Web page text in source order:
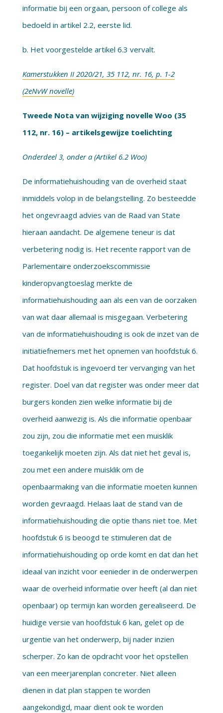
informatie bij een orgaan, persoon of college als
bedoeld in artikel 2.2, eerste lid.
b. Het voorgestelde artikel 6.3 vervalt.
Kamerstukken II 2020/21, 35 112, nr. 16, p. 1-2
(2eNvW novelle)
Tweede Nota van wijziging novelle Woo (35
112, nr. 16) – artikelsgewijze toelichting
Onderdeel 3, onder a (Artikel 6.2 Woo)
De informatiehuishouding van de overheid staat
inmiddels volop in de belangstelling. Zo besteedde
het ongevraagd advies van de Raad van State
hieraan aandacht. De algemene teneur is dat
verbetering nodig is. Het recente rapport van de
Parlementaire onderzoekscommissie
kinderopvangtoeslag merkte de
informatiehuishouding aan als een van de oorzaken
van wat daar allemaal is misgegaan. Verbetering
van de informatiehuishouding is ook de inzet van de
initiatiefnemers met het opnemen van hoofdstuk 6.
Dat hoofdstuk is ingevoerd ter vervanging van het
register. Doel van dat register was onder meer dat
burgers konden zien welke informatie bij de
overheid aanwezig is. Als die informatie openbaar
zou zijn, zou die informatie met een muisklik
toegankelijk moeten zijn. Als dat niet het geval is,
zou met een andere muisklik om de
openbaarmaking van die informatie moeten kunnen
worden gevraagd. Helaas laat de stand van de
informatiehuishouding die optie thans niet toe. Met
hoofdstuk 6 is beoogd te stimuleren dat de
informatiehuishouding op orde komt en dat dan het
ideaal van inzicht voor eenieder in de onderwerpen
waar de overheid informatie over heeft (al dan niet
openbaar) op termijn kan worden gerealiseerd. De
huidige versie van hoofdstuk 6 kan, gelet op de
urgentie van het onderwerp, bij nader inzien
scherper. Zo kan de opdracht voor het opstellen
van een meerjarenplan concreter. Niet alleen
dienen in dat plan stappen te worden
aangekondigd, maar dient ook te worden